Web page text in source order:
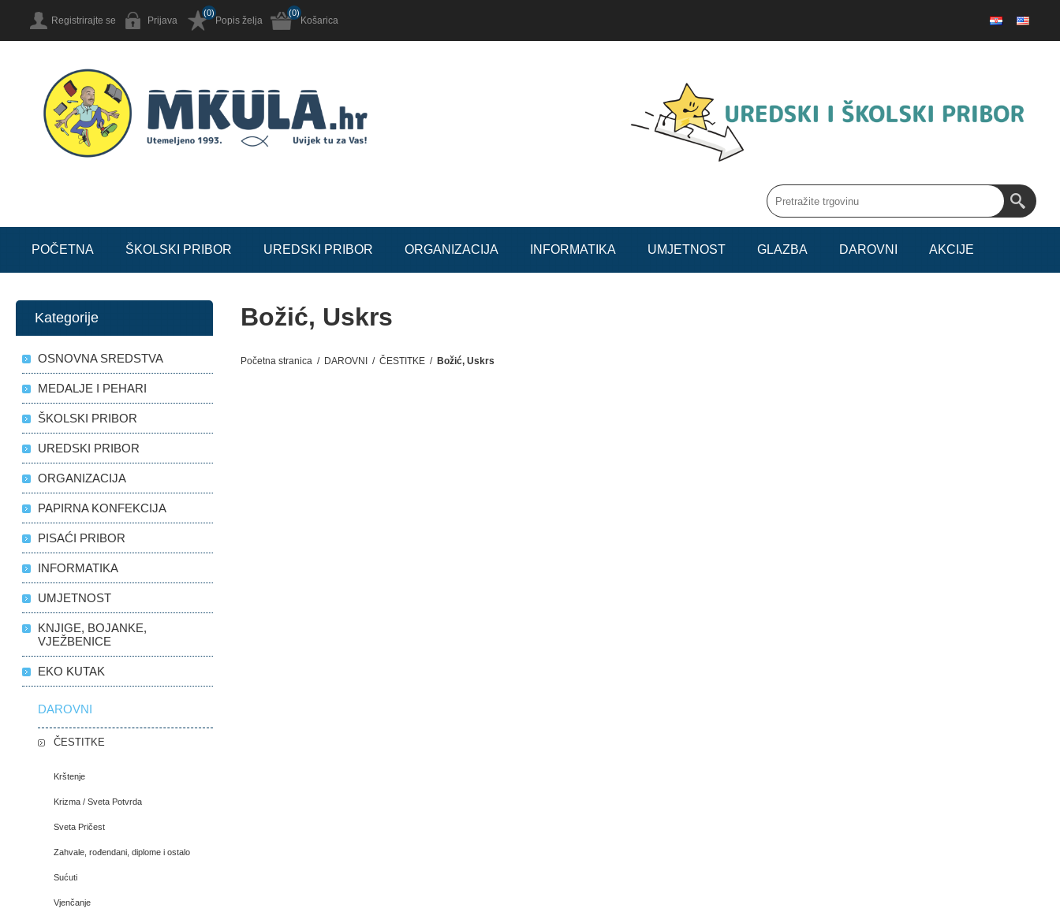
Registrirajte se Prijava Popis želja
(0)
Košarica
(0)
POČETNA ŠKOLSKI PRIBOR UREDSKI PRIBOR ORGANIZACIJA INFORMATIKA UMJETNOST GLAZBA DAROVNI AKCIJE
Božić, Uskrs
Početna stranica / DAROVNI / ČESTITKE / Božić, Uskrs
Kategorije
OSNOVNA SREDSTVA
MEDALJE I PEHARI
ŠKOLSKI PRIBOR
UREDSKI PRIBOR
ORGANIZACIJA
PAPIRNA KONFEKCIJA
PISAĆI PRIBOR
INFORMATIKA
UMJETNOST
KNJIGE, BOJANKE,
VJEŽBENICE
EKO KUTAK
DAROVNI
ČESTITKE
Krštenje
Krizma / Sveta Potvrda
Sveta Pričest
Zahvale, rođendani, diplome i ostalo
Sućuti
Vjenčanje